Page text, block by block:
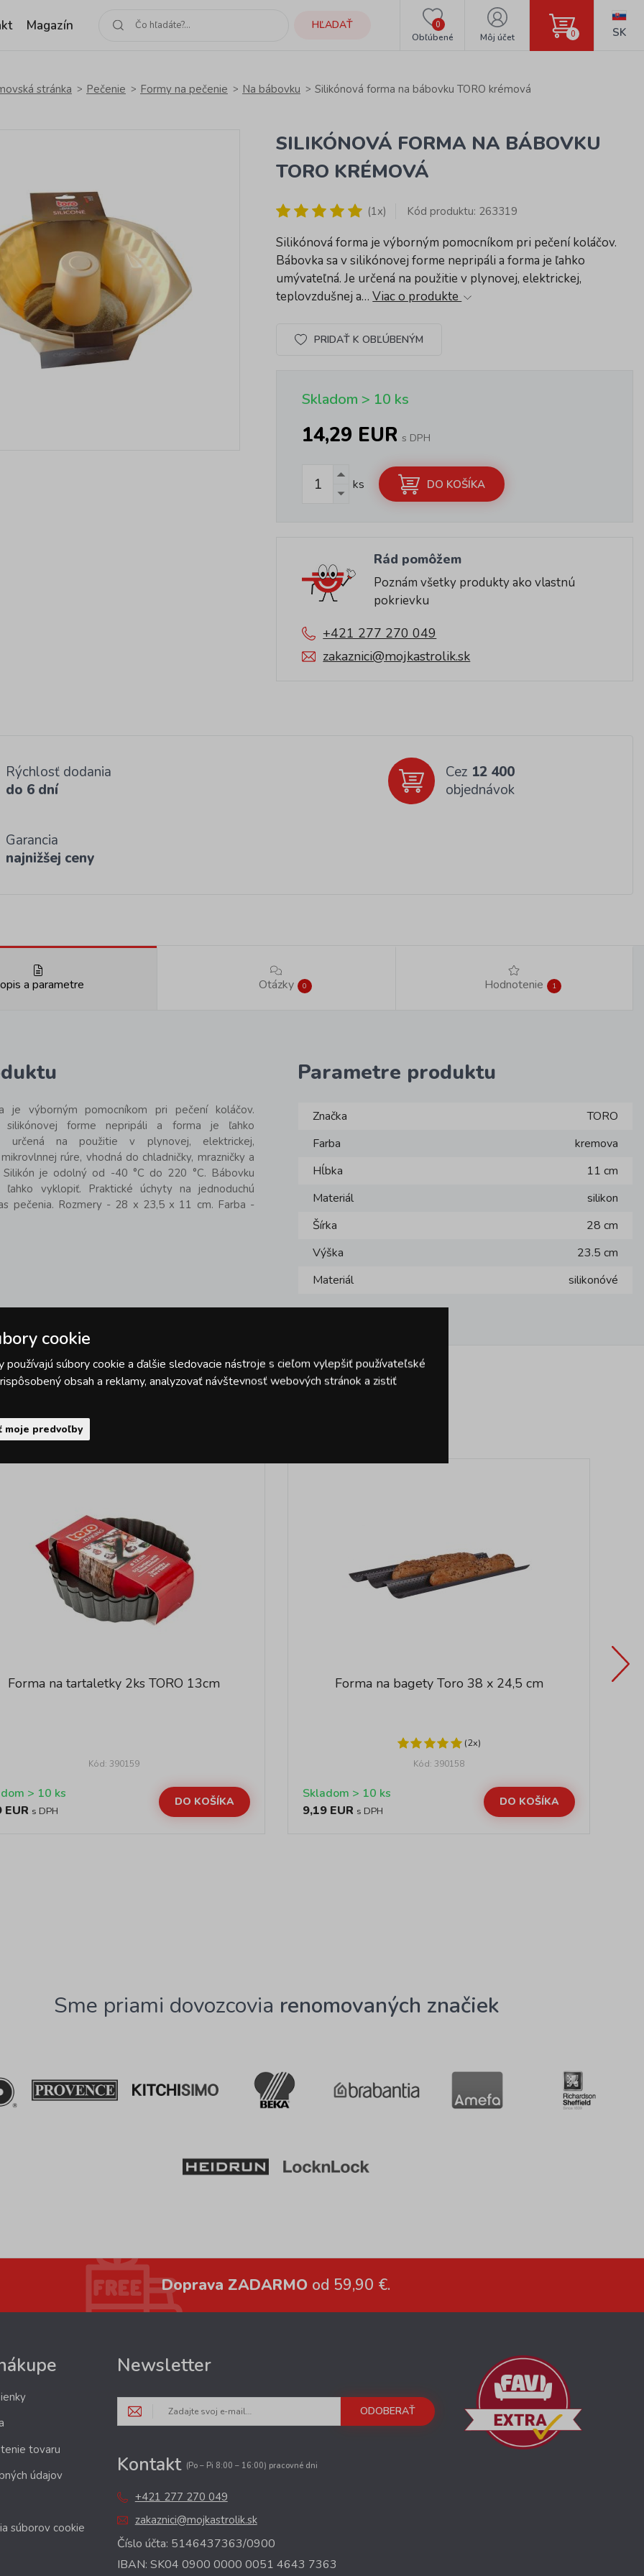
Magazín HĽADAŤ
Obľúbené
0
Môj účet 0 SK
stránka Pečenie Formy na pečenie Na bábovku Silikónová forma na bábovku TORO krémová
SILIKÓNOVÁ FORMA NA BÁBOVKU
TORO KRÉMOVÁ
(1x) Kód produktu: 263319
Silikónová forma je výborným pomocníkom pri pečení koláčov.
Bábovka sa v silikónovej forme nepripáli a forma je ľahko
umývateľná. Je určená na použitie v plynovej, elektrickej,
teplovzdušnej a…Viac o produkte
PRIDAŤ K OBĽÚBENÝM
Skladom > 10 ks
14,29 EUR s DPH
ks DO KOŠÍKA
Rád pomôžem
Poznám všetky produkty ako vlastnú
pokrievku
+421 277 270 049
zakaznici@mojkastrolik.sk
Rýchlosť dodania
do 6 dní
Cez 12 400
objednávok
Garancia
najnižšej ceny
a parametre Otázky 0 Hodnotenie 1
je výborným pomocníkom pri pečení koláčov.
forme nepripáli a forma je ľahko
určená na použitie v plynovej, elektrickej,
rúre, vhodná do chladničky, mrazničky a
Silikón je odolný od -40 °C do 220 °C. Bábovku
vyklopiť. Praktické úchyty na jednoduchú
pečenia. Rozmery - 28 x 23,5 x 11 cm. Farba -
Parametre produktu
Značka
TORO
Farba
kremova
Hĺbka
11 cm
Materiál
silikon
Šírka
28 cm
Výška
23.5 cm
Materiál
silikonóvé
Forma na tartaletky 2ks TORO 13cm
Kód: 390159
Skladom > 10 ks
EUR s DPH
DO KOŠÍKA
Forma na bagety Toro 38 x 24,5 cm
(2x)
Kód: 390158
Skladom > 10 ks
9,19 EUR s DPH
DO KOŠÍKA
Sme priami dovozcovia renomovaných značiek
Doprava ZADARMO od 59,90 €.
tovaru
údajov
súborov cookie
Newsletter
ODOBERAŤ
Kontakt (Po – Pi 8:00 – 16:00) pracovné dni
+421 277 270 049
zakaznici@mojkastrolik.sk
Číslo účta: 5146437363/0900
IBAN: SK04 0900 0000 0051 4643 7363
cookie
súbory cookie a ďalšie sledovacie nástroje s cieľom vylepšiť používateľské
obsah a reklamy, analyzovať návštevnosť webových stránok a zistiť
moje predvoľby